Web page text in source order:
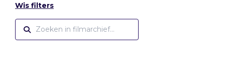
Wis filters